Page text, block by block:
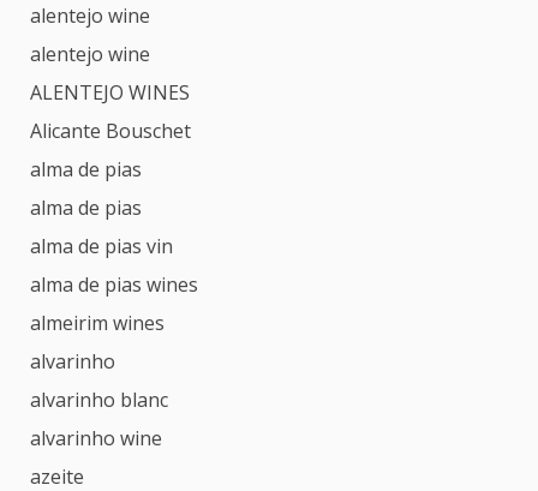
alentejo wine
alentejo wine
ALENTEJO WINES
Alicante Bouschet
alma de pias
alma de pias
alma de pias vin
alma de pias wines
almeirim wines
alvarinho
alvarinho blanc
alvarinho wine
azeite